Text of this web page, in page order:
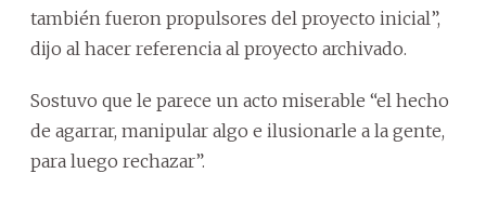
también fueron propulsores del proyecto inicial”,
dijo al hacer referencia al proyecto archivado.
Sostuvo que le parece un acto miserable “el hecho
de agarrar, manipular algo e ilusionarle a la gente,
para luego rechazar”.